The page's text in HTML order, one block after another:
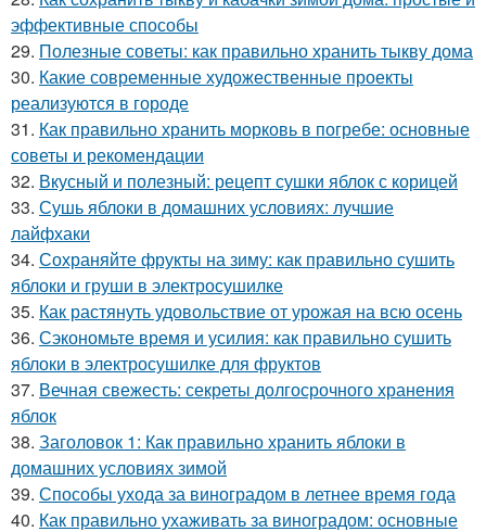
эффективные способы
29. Полезные советы: как правильно хранить тыкву дома
30. Какие современные художественные проекты
реализуются в городе
31. Как правильно хранить морковь в погребе: основные
советы и рекомендации
32. Вкусный и полезный: рецепт сушки яблок с корицей
33. Сушь яблоки в домашних условиях: лучшие
лайфхаки
34. Сохраняйте фрукты на зиму: как правильно сушить
яблоки и груши в электросушилке
35. Как растянуть удовольствие от урожая на всю осень
36. Сэкономьте время и усилия: как правильно сушить
яблоки в электросушилке для фруктов
37. Вечная свежесть: секреты долгосрочного хранения
яблок
38. Заголовок 1: Как правильно хранить яблоки в
домашних условиях зимой
39. Способы ухода за виноградом в летнее время года
40. Как правильно ухаживать за виноградом: основные